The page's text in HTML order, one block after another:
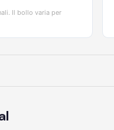
Il bollo varia per